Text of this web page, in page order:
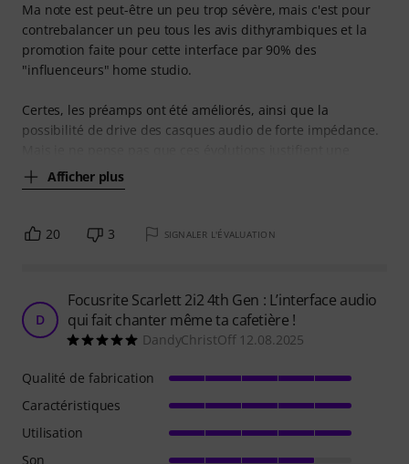
Ma note est peut-être un peu trop sévère, mais c'est pour
contrebalancer un peu tous les avis dithyrambiques et la
promotion faite pour cette interface par 90% des
"influenceurs" home studio.
Certes, les préamps ont été améliorés, ainsi que la
possibilité de drive des casques audio de forte impédance.
Afficher plus
20 3 SIGNALER L'ÉVALUATION
D
Focusrite Scarlett 2i2 4th Gen : L’interface audio
qui fait chanter même ta cafetière !
DandyChristOff 12.08.2025
Qualité de fabrication
Caractéristiques
Utilisation
Son